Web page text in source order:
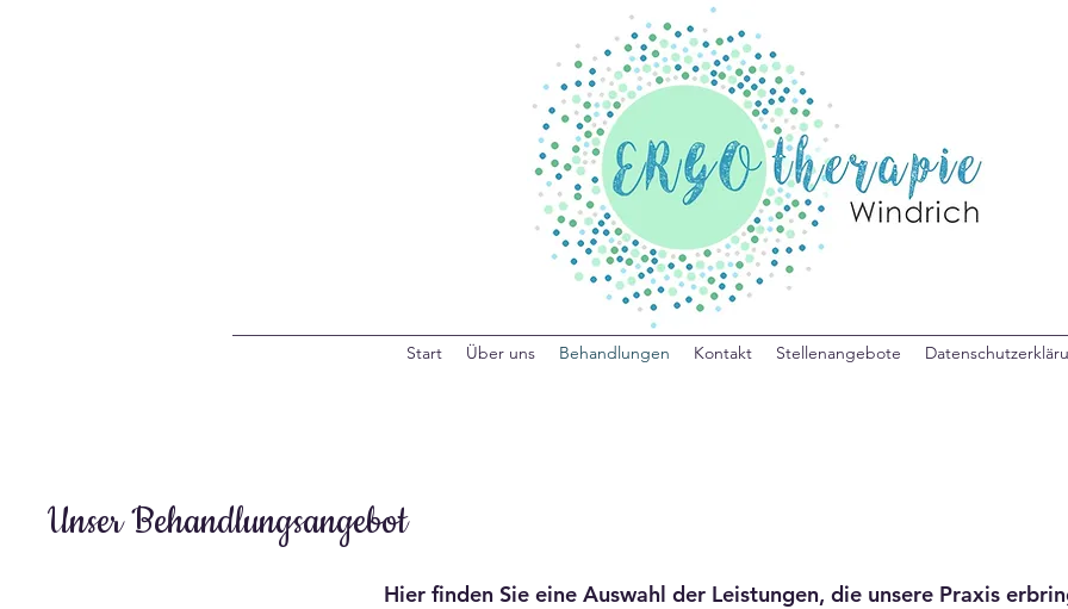
Start Über uns Behandlungen Kontakt Stellenangebote
Unser Behandlungsangebot
Hier finden Sie eine Auswahl der Leistungen, die unsere Praxis